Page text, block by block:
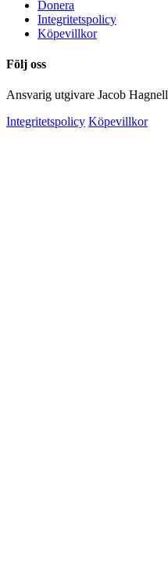
Donera
Integritetspolicy
Köpevillkor
Följ oss
Ansvarig utgivare Jacob Hagnell
Integritetspolicy Köpevillkor